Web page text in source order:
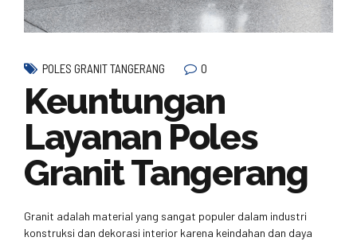
POLES GRANIT TANGERANG 0
Keuntungan
Layanan Poles
Granit Tangerang
Granit adalah material yang sangat populer dalam industri
konstruksi dan dekorasi interior karena keindahan dan daya